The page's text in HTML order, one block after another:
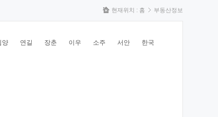
현재위치 : 홈 부동산정보
양 연길 장춘 이우 소주 서안 한국